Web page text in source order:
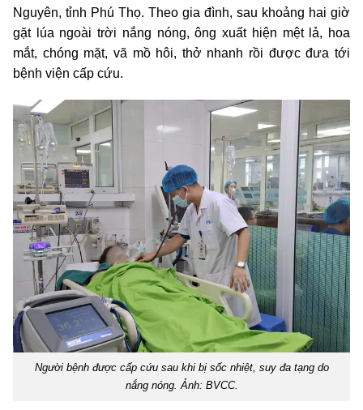
Nguyên, tỉnh Phú Thọ. Theo gia đình, sau khoảng hai giờ
gặt lúa ngoài trời nắng nóng, ông xuất hiện mệt lả, hoa
mắt, chóng mặt, vã mồ hôi, thở nhanh rồi được đưa tới
bệnh viện cấp cứu.
Người bệnh được cấp cứu sau khi bị sốc nhiệt, suy đa tạng do
nắng nóng. Ảnh: BVCC.